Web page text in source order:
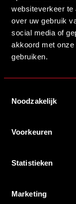
websiteverkeer te
over uw gebruik
social media of
akkoord met
gebruiken.
Noodzakelijk
Voorkeuren
Statistieken
Marketing
09/06/2026 12:00